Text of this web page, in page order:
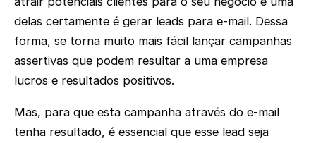
delas certamente é gerar leads para e-mail. Dessa
forma, se torna muito mais fácil lançar campanhas
assertivas que podem resultar a uma empresa
lucros e resultados positivos.
Mas, para que esta campanha através do e-mail
tenha resultado, é essencial que esse lead seja